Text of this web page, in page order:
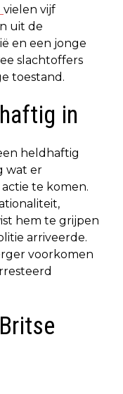
vielen vijf
uit de
en een jonge
slachtoffers
toestand.
in
heldhaftig
wat er
te komen.
hem te grijpen
arriveerde.
voorkomen